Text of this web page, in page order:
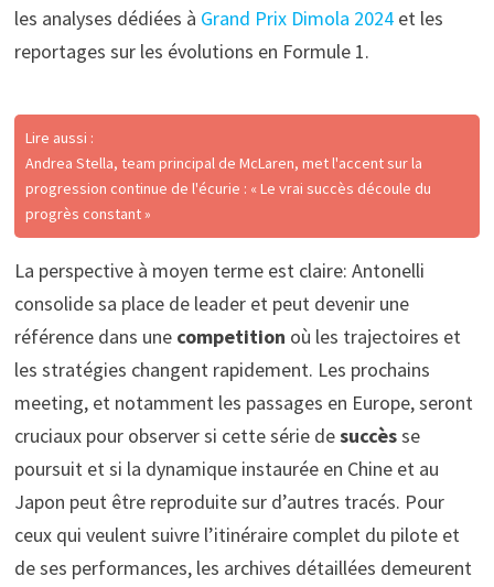
les analyses dédiées à Grand Prix Dimola 2024et les
reportages sur les évolutions en Formule 1.
Lire aussi :
Andrea Stella, team principal de McLaren, met l'accent sur la
progression continue de l'écurie : « Le vrai succès découle du
progrès constant »
La perspective à moyen terme est claire: Antonelli
consolide sa place de leader et peut devenir une
référence dans une competition où les trajectoires et
les stratégies changent rapidement. Les prochains
meeting, et notamment les passages en Europe, seront
cruciaux pour observer si cette série desuccèsse
poursuit et si la dynamique instaurée en Chine et au
Japon peut être reproduite sur d’autres tracés. Pour
ceux qui veulent suivre l’itinéraire complet du pilote et
de ses performances, les archives détaillées demeurent